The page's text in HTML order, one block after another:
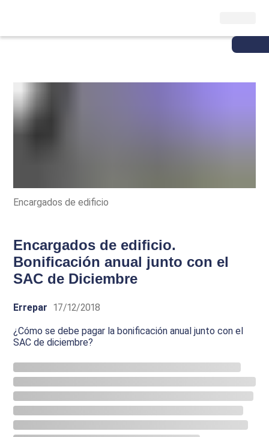
Encargados de edificio
Encargados de edificio.
Bonificación anual junto con el
SAC de Diciembre
Errepar 17/12/2018
¿Cómo se debe pagar la bonificación anual junto con el
SAC de diciembre?